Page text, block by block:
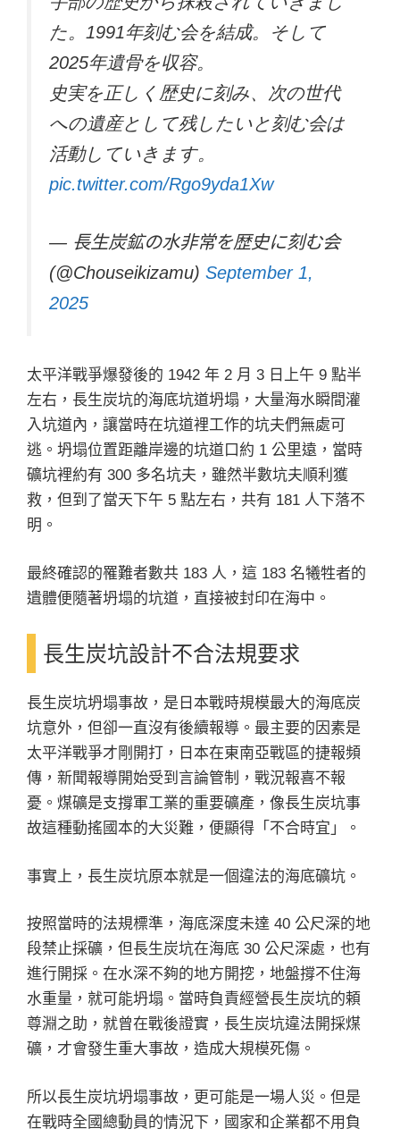
た。1991年刻む会を結成。そして
2025年遺骨を収容。
史実を正しく歴史に刻み、次の世代
への遺産として残したいと刻む会は
活動していきます。
pic.twitter.com/Rgo9yda1Xw
— 長生炭鉱の水非常を歴史に刻む会
(@Chouseikizamu) September 1,
2025
太平洋戰爭爆發後的 1942 年 2 月 3 日上午 9 點半
左右，長生炭坑的海底坑道坍塌，大量海水瞬間灌
入坑道內，讓當時在坑道裡工作的坑夫們無處可
逃。坍塌位置距離岸邊的坑道口約 1 公里遠，當時
礦坑裡約有 300 多名坑夫，雖然半數坑夫順利獲
救，但到了當天下午 5 點左右，共有 181 人下落不
明。
最終確認的罹難者數共 183 人，這 183 名犧牲者的
遺體便隨著坍塌的坑道，直接被封印在海中。
長生炭坑設計不合法規要求
長生炭坑坍塌事故，是日本戰時規模最大的海底炭
坑意外，但卻一直沒有後續報導。最主要的因素是
太平洋戰爭才剛開打，日本在東南亞戰區的捷報頻
傳，新聞報導開始受到言論管制，戰況報喜不報
憂。煤礦是支撐軍工業的重要礦產，像長生炭坑事
故這種動搖國本的大災難，便顯得「不合時宜」。
事實上，長生炭坑原本就是一個違法的海底礦坑。
按照當時的法規標準，海底深度未達 40 公尺深的地
段禁止採礦，但長生炭坑在海底 30 公尺深處，也有
進行開採。在水深不夠的地方開挖，地盤撐不住海
水重量，就可能坍塌。當時負責經營長生炭坑的頼
尊淵之助，就曾在戰後證實，長生炭坑違法開採煤
礦，才會發生重大事故，造成大規模死傷。
所以長生炭坑坍塌事故，更可能是一場人災。但是
在戰時全國總動員的情況下，國家和企業都不用負